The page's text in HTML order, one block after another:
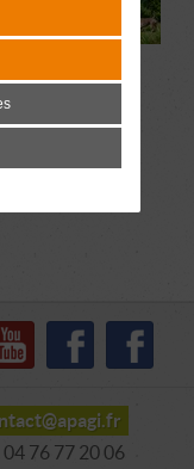
04 76 77 20 06